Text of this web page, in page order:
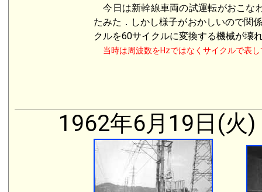
今日は新幹線車両の試運転がおこな
たみた．しかし様子がおかしいので関
クルを60サイクルに変換する機械が壊
当時は周波数をHzではなくサイクルで表
1962年6月19日(火)